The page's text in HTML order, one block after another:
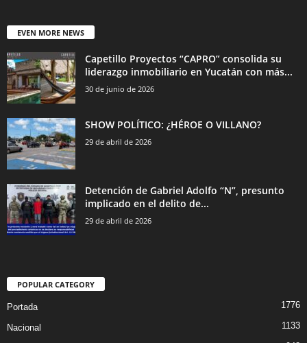
EVEN MORE NEWS
Capetillo Proyectos “CAPRO” consolida su
liderazgo inmobiliario en Yucatán con más...
30 de junio de 2026
SHOW POLÍTICO: ¿HÉROE O VILLANO?
29 de abril de 2026
Detención de Gabriel Adolfo “N”, presunto
implicado en el delito de...
29 de abril de 2026
POPULAR CATEGORY
Portada 1776
Nacional 1133